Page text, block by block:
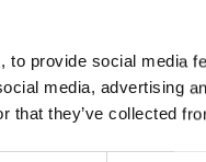
provide social media
media, advertising
that they’ve collected